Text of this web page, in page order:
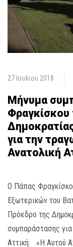
27 Ιουλίου 2018
Μήνυμα
για την
Ανατολική
Ο Πάπας
Εξωτερικών του
Πρόεδρο της
συμπαράστασης
Αττική: «Η Αυτού